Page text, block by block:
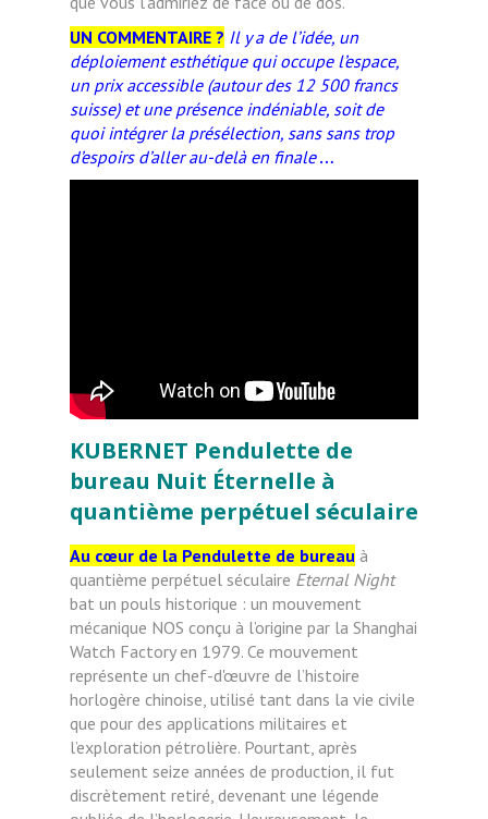
UN COMMENTAIRE ? Il y a de l’idée, un
déploiement esthétique qui occupe l’espace,
un prix accessible (autour des 12 500 francs
suisse) et une présence indéniable, soit de
quoi intégrer la présélection, sans sans trop
d’espoirs d’aller au-delà en finale…
KUBERNET Pendulette de
bureau Nuit Éternelle à
quantième perpétuel séculaire
Au cœur de la Pendulette de bureau à
quantième perpétuel séculaire Eternal Night
bat un pouls historique : un mouvement
mécanique NOS conçu à l’origine par la Shanghai
Watch Factory en 1979. Ce mouvement
représente un chef-d'œuvre de l’histoire
horlogère chinoise, utilisé tant dans la vie civile
que pour des applications militaires et
l’exploration pétrolière. Pourtant, après
seulement seize années de production, il fut
discrètement retiré, devenant une légende